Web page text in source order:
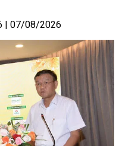
| 07/08/2026